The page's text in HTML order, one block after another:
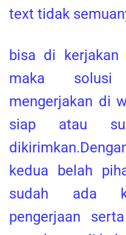
text tidak
bisa di kerjakan
maka solusi
mengerjakan di
siap atau
kedua belah
sudah ada
pengerjaan